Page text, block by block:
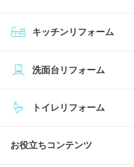
キッチンリフォーム
トイレリフォーム
洗面台リフォーム
お役立ちコンテンツ